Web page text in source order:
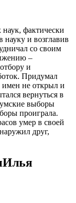
фактически
науку и возглавив
со своим
–
и
Придумал
не открыл и
вернуться в
выборы
проиграла.
умер в своей
друг,
Илья